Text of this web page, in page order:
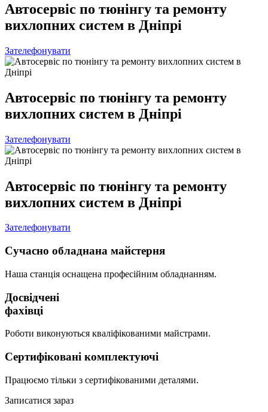
Автосервіс по тюнінгу та ремонту
вихлопних систем в Дніпрі
Зателефонувати
Автосервіс по тюнінгу та ремонту
вихлопних систем в Дніпрі
Зателефонувати
Автосервіс по тюнінгу та ремонту
вихлопних систем в Дніпрі
Зателефонувати
Сучасно обладнана майстерня
Наша станція оснащена професійним обладнанням.
Досвідчені
фахівці
Роботи виконуються кваліфікованими майстрами.
Сертифіковані комплектуючі
Працюємо тільки з сертифікованими деталями.
Записатися зараз